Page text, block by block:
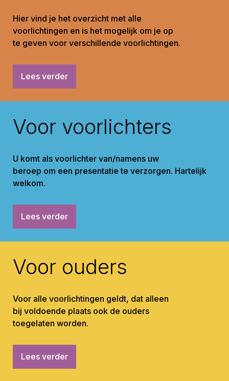
Hier vind je het overzicht met alle
voorlichtingen en is het mogelijk om je op
te geven voor verschillende voorlichtingen.
Lees verder
Voor voorlichters
U komt als voorlichter van/namens uw
beroep om een presentatie te verzorgen. Hartelijk
welkom.
Lees verder
Voor ouders
Voor alle voorlichtingen geldt, dat alleen
bij voldoende plaats ook de ouders
toegelaten worden.
Lees verder